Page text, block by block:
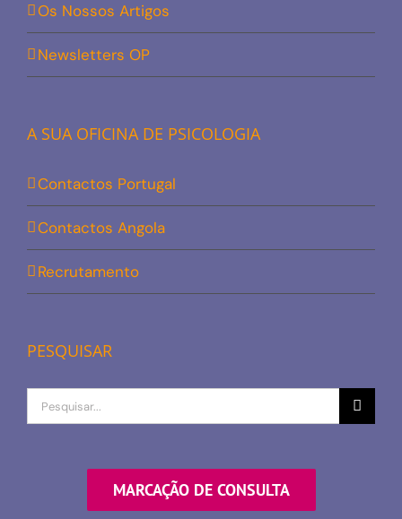
Os Nossos Artigos
Newsletters OP
A SUA OFICINA DE PSICOLOGIA
Contactos Portugal
Contactos Angola
Recrutamento
PESQUISAR
Procurar
por
MARCAÇÃO DE CONSULTA